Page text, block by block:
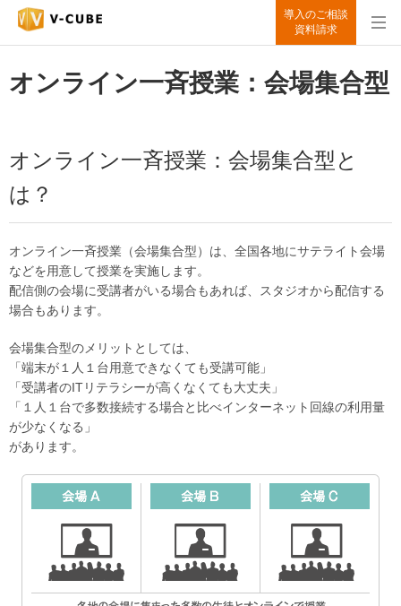
導入のご相談
資料請求
オンライン一斉授業：会場集合型
オンライン一斉授業：会場集合型と
は？
オンライン一斉授業（会場集合型）は、全国各地にサテライト会場
などを用意して授業を実施します。
配信側の会場に受講者がいる場合もあれば、スタジオから配信する
場合もあります。
会場集合型のメリットとしては、
「端末が１人１台用意できなくても受講可能」
「受講者のITリテラシーが高くなくても大丈夫」
「１人１台で多数接続する場合と比べインターネット回線の利用量
が少なくなる」
があります。